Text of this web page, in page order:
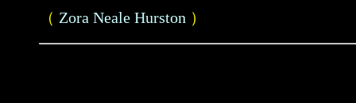
（ Zora Neale Hurston ）